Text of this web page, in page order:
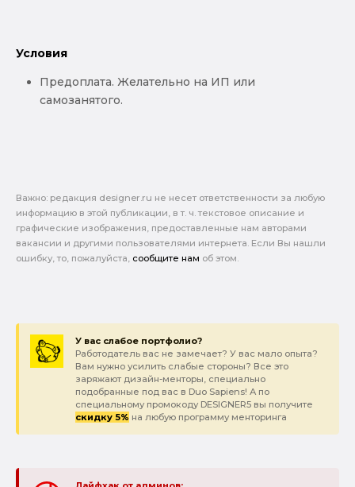
Условия
Предоплата. Желательно на ИП или
самозанятого.
Важно: pедакция designer.ru не несет ответственности за любую
информацию в этой публикации, в т. ч. текстовое описание и
графические изображения, предоставленные нам авторами
вакансии и другими пользователями интернета. Если Вы нашли
ошибку, то, пожалуйста, сообщите нам об этом.
У вас слабое портфолио?
Работодатель вас не замечает? У вас мало опыта?
Вам нужно усилить слабые стороны? Все это
заряжают дизайн-менторы, специально
подобранные под вас в Duo Sapiens! А по
специальному промокоду DESIGNER5 вы получите
скидку 5% на любую программу менторинга